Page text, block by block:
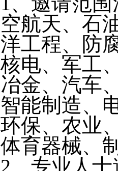
空航天、石
洋工程、防
核电、军工
冶金、汽车
智能制造、
环保、农业
体育器械、
2、专业人